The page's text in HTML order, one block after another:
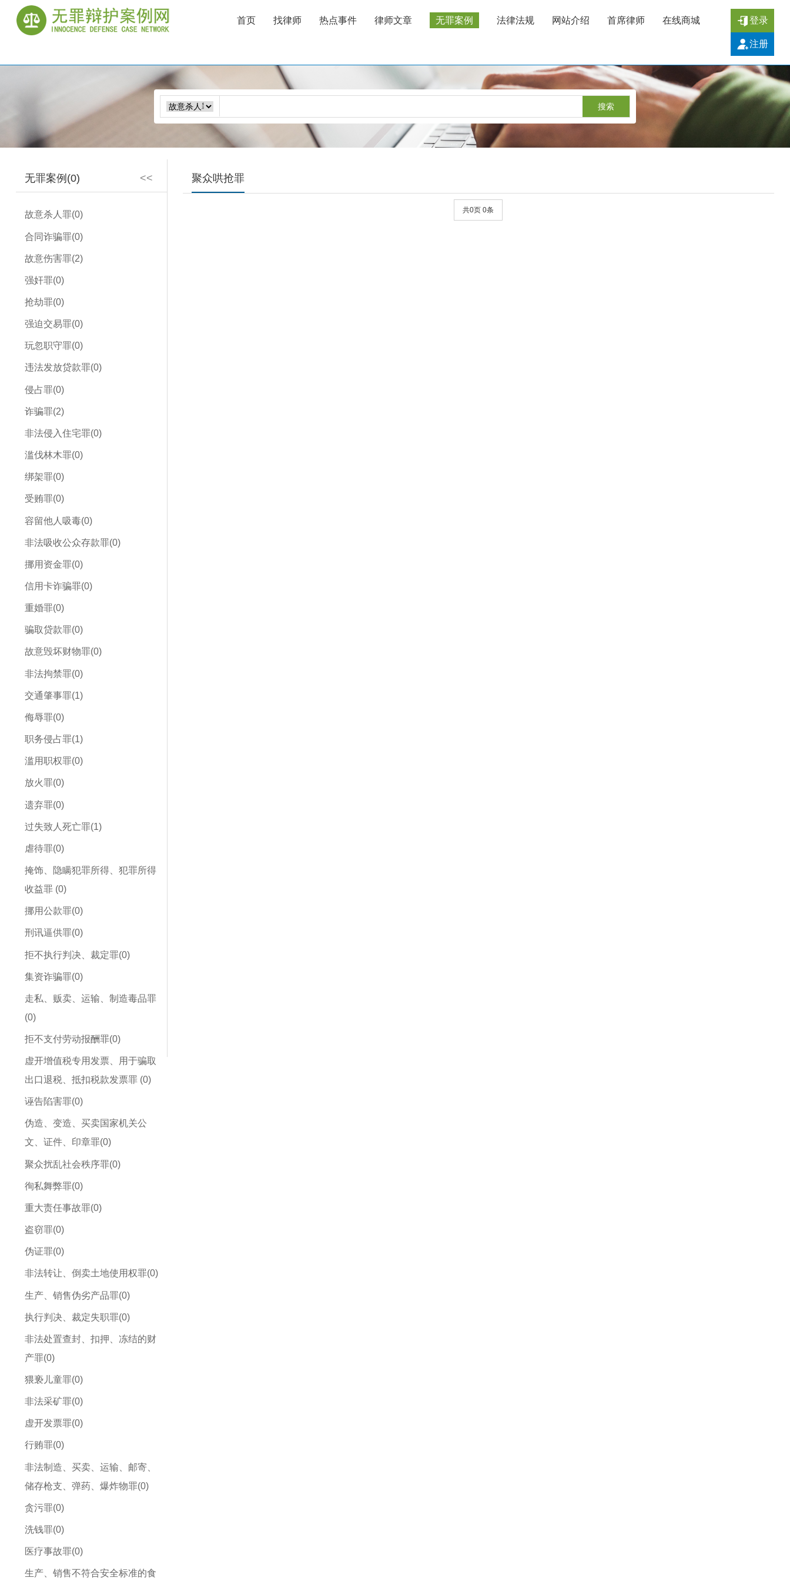
首页 找律师 热点事件 律师文章 无罪案例 法律法规 网站介绍 首席律师 在线商城 登录
注册
无罪案例(0) <<
故意杀人罪(0)
合同诈骗罪(0)
故意伤害罪(2)
强奸罪(0)
抢劫罪(0)
强迫交易罪(0)
玩忽职守罪(0)
违法发放贷款罪(0)
侵占罪(0)
诈骗罪(2)
非法侵入住宅罪(0)
滥伐林木罪(0)
绑架罪(0)
受贿罪(0)
容留他人吸毒(0)
非法吸收公众存款罪(0)
挪用资金罪(0)
信用卡诈骗罪(0)
重婚罪(0)
骗取贷款罪(0)
故意毁坏财物罪(0)
非法拘禁罪(0)
交通肇事罪(1)
侮辱罪(0)
职务侵占罪(1)
滥用职权罪(0)
放火罪(0)
遗弃罪(0)
过失致人死亡罪(1)
虐待罪(0)
掩饰、隐瞒犯罪所得、犯罪所得
收益罪 (0)
挪用公款罪(0)
刑讯逼供罪(0)
拒不执行判决、裁定罪(0)
集资诈骗罪(0)
走私、贩卖、运输、制造毒品罪
(0)
拒不支付劳动报酬罪(0)
虚开增值税专用发票、用于骗取
出口退税、抵扣税款发票罪 (0)
诬告陷害罪(0)
伪造、变造、买卖国家机关公
文、证件、印章罪(0)
聚众扰乱社会秩序罪(0)
徇私舞弊罪(0)
重大责任事故罪(0)
盗窃罪(0)
伪证罪(0)
非法转让、倒卖土地使用权罪(0)
生产、销售伪劣产品罪(0)
执行判决、裁定失职罪(0)
非法处置查封、扣押、冻结的财
产罪(0)
猥亵儿童罪(0)
非法采矿罪(0)
虚开发票罪(0)
行贿罪(0)
非法制造、买卖、运输、邮寄、
储存枪支、弹药、爆炸物罪(0)
贪污罪(0)
洗钱罪(0)
医疗事故罪(0)
生产、销售不符合安全标准的食
聚众哄抢罪
共0页 0条